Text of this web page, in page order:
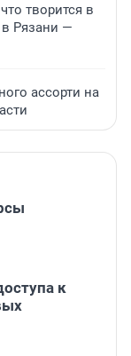
творится в
Рязани —
ассорти на
к